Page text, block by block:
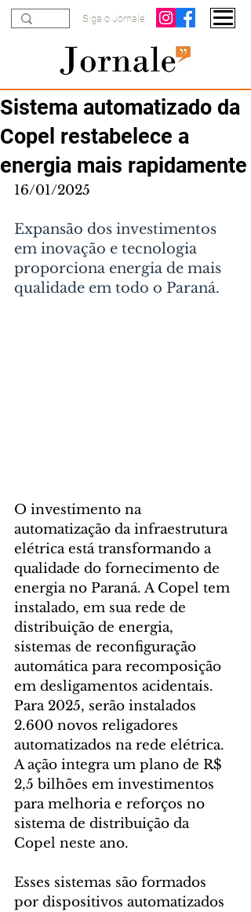
Siga o Jornale
Sistema automatizado da
Copel restabelece a
energia mais rapidamente
16/01/2025
Expansão dos investimentos
em inovação e tecnologia
proporciona energia de mais
qualidade em todo o Paraná.
O investimento na
automatização da infraestrutura
elétrica está transformando a
qualidade do fornecimento de
energia no Paraná. A Copel tem
instalado, em sua rede de
distribuição de energia,
sistemas de reconfiguração
automática para recomposição
em desligamentos acidentais.
Para 2025, serão instalados
2.600 novos religadores
automatizados na rede elétrica.
A ação integra um plano de R$
2,5 bilhões em investimentos
para melhoria e reforços no
sistema de distribuição da
Copel neste ano.
Esses sistemas são formados
por dispositivos automatizados